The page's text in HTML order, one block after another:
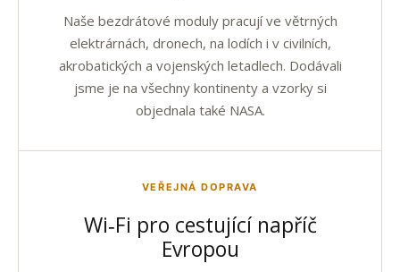
Naše bezdrátové moduly pracují ve větrných
elektrárnách, dronech, na lodích i v civilních,
akrobatických a vojenských letadlech. Dodávali
jsme je na všechny kontinenty a vzorky si
objednala také NASA.
VEŘEJNÁ DOPRAVA
Wi‑Fi pro cestující napříč
Evropou